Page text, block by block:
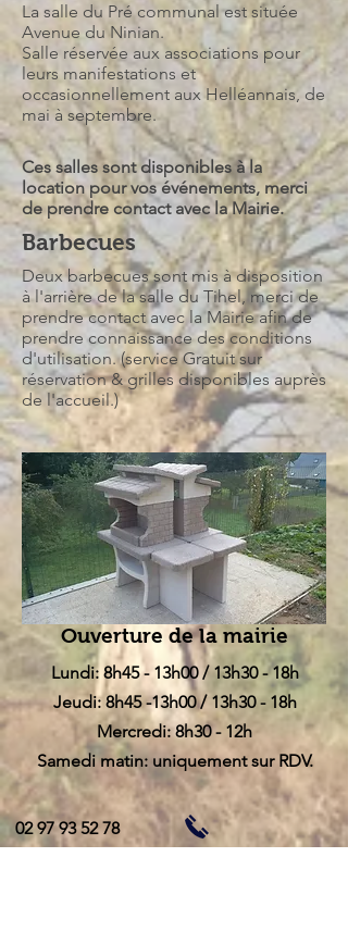
La salle du Pré communal est située
Avenue du Ninian.
Salle réservée aux associations pour
leurs manifestations et
occasionnellement aux Helléannais, de
mai à septembre.
Ces salles sont disponibles à la
location pour vos événements, merci
de prendre contact avec la Mairie.
Barbecues
Deux barbecues sont mis à disposition
à l'arrière de la salle du Tihel, merci de
prendre contact avec la Mairie afin de
prendre connaissance des conditions
d'utilisation. (service Gratuit sur
réservation & grilles disponibles auprès
de l'accueil.)
Ouverture de la mairie
Lundi: 8h45 - 13h00 / 13h30 - 18h
Jeudi: 8h45 -13h00 / 13h30 - 18h
Mercredi: 8h30 - 12h
Samedi matin: uniquement sur RDV.
02 97 93 52 78